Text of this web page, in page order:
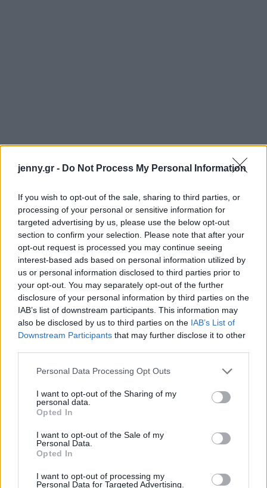
jenny.gr - Do Not Process My Personal Information
If you wish to opt-out of the sale, sharing to third parties, or
processing of your personal or sensitive information for
targeted advertising by us, please use the below opt-out
section to confirm your selection. Please note that after your
opt-out request is processed you may continue seeing
interest-based ads based on personal information utilized by
us or personal information disclosed to third parties prior to
your opt-out. You may separately opt-out of the further
disclosure of your personal information by third parties on the
IAB’s list of downstream participants. This information may
also be disclosed by us to third parties on the IAB’s List of
Downstream Participants that may further disclose it to other
Please note that this website/app uses one or more Google
not limited to your visit or usage behaviour. You may click to
grant or deny consent to Google and its third-party tags to
use your data for below specified purposes in below Google
consent section.
Personal Data Processing Opt Outs
I want to opt-out of the Sharing of my
personal data.
Opted In
I want to opt-out of the Sale of my
Personal Data.
Opted In
I want to opt-out of processing my
Personal Data for Targeted Advertising.